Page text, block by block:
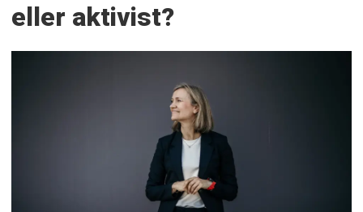
eller aktivist?